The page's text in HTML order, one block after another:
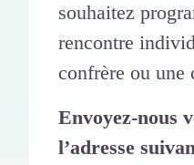
souhaitez
rencontre
confrère ou
Envoyez-nous
l’adresse